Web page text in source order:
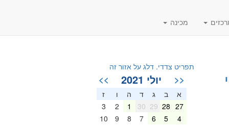
מכינה
תפריט צדדי. דלג על אזור זה
<< יולי 2021 >>
א ב ג ד ה ו
ז
27
28
29
30
1
2
3
4
5
6
7
8
9
10